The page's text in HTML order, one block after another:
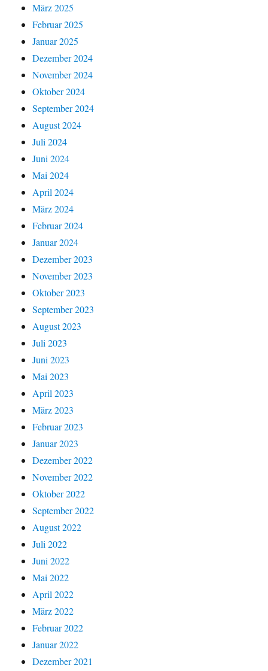
März 2025
Februar 2025
Januar 2025
Dezember 2024
November 2024
Oktober 2024
September 2024
August 2024
Juli 2024
Juni 2024
Mai 2024
April 2024
März 2024
Februar 2024
Januar 2024
Dezember 2023
November 2023
Oktober 2023
September 2023
August 2023
Juli 2023
Juni 2023
Mai 2023
April 2023
März 2023
Februar 2023
Januar 2023
Dezember 2022
November 2022
Oktober 2022
September 2022
August 2022
Juli 2022
Juni 2022
Mai 2022
April 2022
März 2022
Februar 2022
Januar 2022
Dezember 2021